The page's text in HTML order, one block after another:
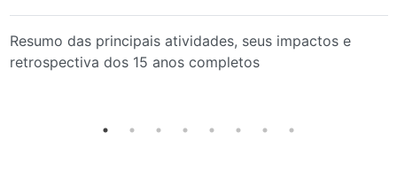
Resumo das principais atividades, seus impactos e
retrospectiva dos 15 anos completos